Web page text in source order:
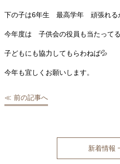
下の子は6年生 最高学年 頑張れる
今年度は 子供会の役員も当たって
子どもにも協力してもらわねば💦
今年も宜しくお願いします。
前の記事へ
新着情報